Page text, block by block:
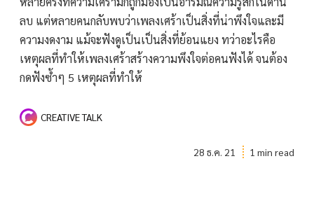
ลบ แต่หลายคนกลับพบว่าเพลงเศร้าเป็นสิ่งที่น่าพึงใจและมี
ความงดงาม แม้จะฟังดูเป็นเป็นสิ่งที่ย้อนแยง ทว่าอะไรคือ
เหตุผลที่ทำให้เพลงเศร้าสร้างความพึงใจต่อคนฟังได้ จนต้อง
กดฟังซ้ำๆ 5 เหตุผลที่ทำให้
CREATIVE TALK
28 ธ.ค. 21 1 min read